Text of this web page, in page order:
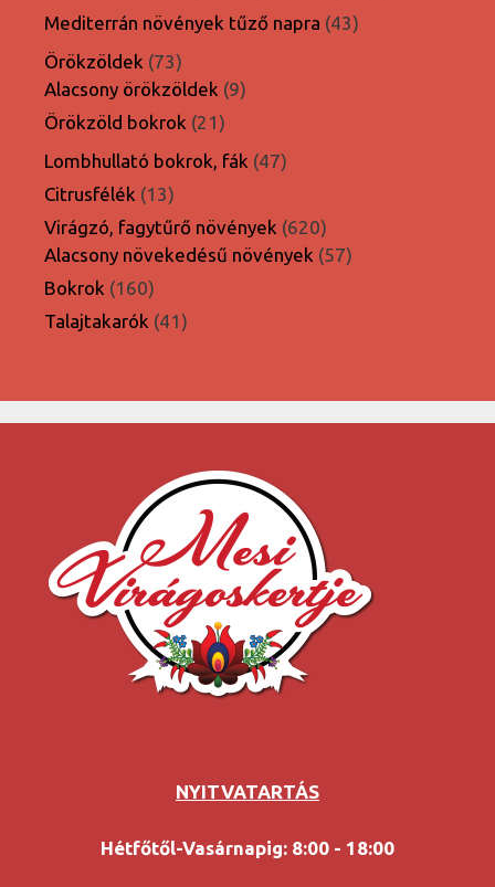
Mediterrán növények tűző napra 4343
Örökzöldek 7373
termék
Alacsony örökzöldek 99
Örökzöld bokrok 2121
termék
Lombhullató bokrok, fák 4747
Citrusfélék 1313
termék
Virágzó, fagytűrő növények 620620
termék
Alacsony növekedésű növények 5757
Bokrok 160160
termék
Talajtakarók 4141
NYITVATARTÁS
Hétfőtől-Vasárnapig: 8:00 - 18:00